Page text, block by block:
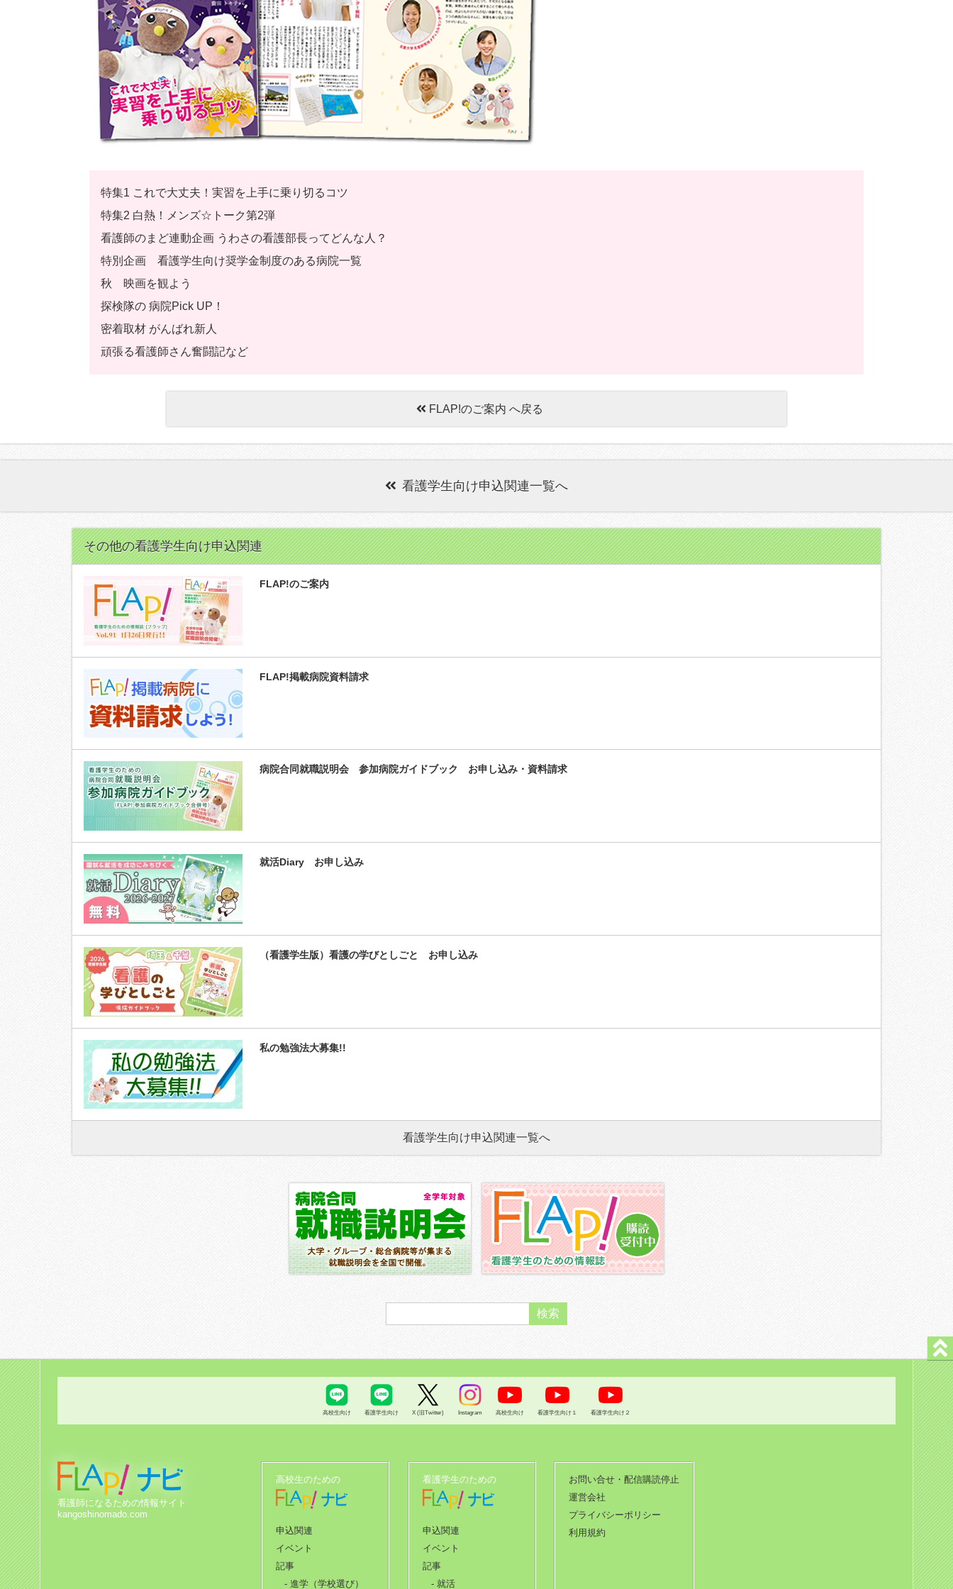
特集1 これで大丈夫！実習を上手に乗り切るコツ
特集2 白熱！メンズ☆トーク第2弾
看護師のまど連動企画 うわさの看護部長ってどんな人？
特別企画 看護学生向け奨学金制度のある病院一覧
秋 映画を観よう
探検隊の 病院Pick UP！
密着取材 がんばれ新人
頑張る看護師さん奮闘記など
FLAP!のご案内 へ戻る
看護学生向け申込関連一覧へ
その他の看護学生向け申込関連
FLAP!のご案内
FLAP!掲載病院資料請求
病院合同就職説明会 参加病院ガイドブック お申し込み・資料請求
就活Diary お申し込み
（看護学生版）看護の学びとしごと お申し込み
私の勉強法大募集!!
看護学生向け申込関連一覧へ
高校生向け 看護学生向け X (旧Twitter) Instagram 高校生向け 看護学生向け１ 看護学生向け２
看護師になるための情報サイト
kangoshinomado.com
高校生のための
申込関連
イベント
記事
- 進学（学校選び）
看護学生のための
申込関連
イベント
記事
- 就活
お問い合せ・配信購読停止
運営会社
プライバシーポリシー
利用規約